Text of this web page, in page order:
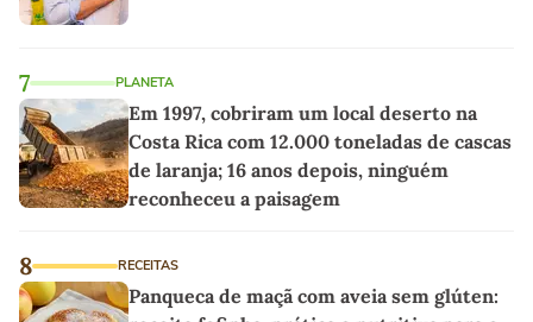
7 PLANETA
Em 1997, cobriram um local deserto na
Costa Rica com 12.000 toneladas de cascas
de laranja; 16 anos depois, ninguém
reconheceu a paisagem
8 RECEITAS
Panqueca de maçã com aveia sem glúten: